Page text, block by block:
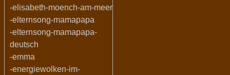
-elisabeth-moench-am-meer
-elternsong-mamapapa
-elternsong-mamapapa-
deutsch
-emma
-energiewolken-im-